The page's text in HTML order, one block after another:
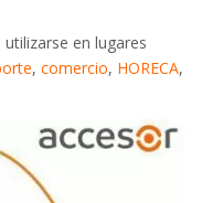
en lugares
, comercio, HORECA,